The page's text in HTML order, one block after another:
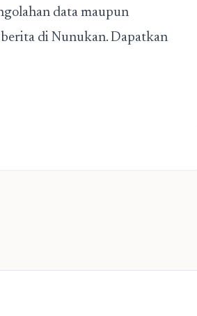
data maupun
di Nunukan. Dapatkan